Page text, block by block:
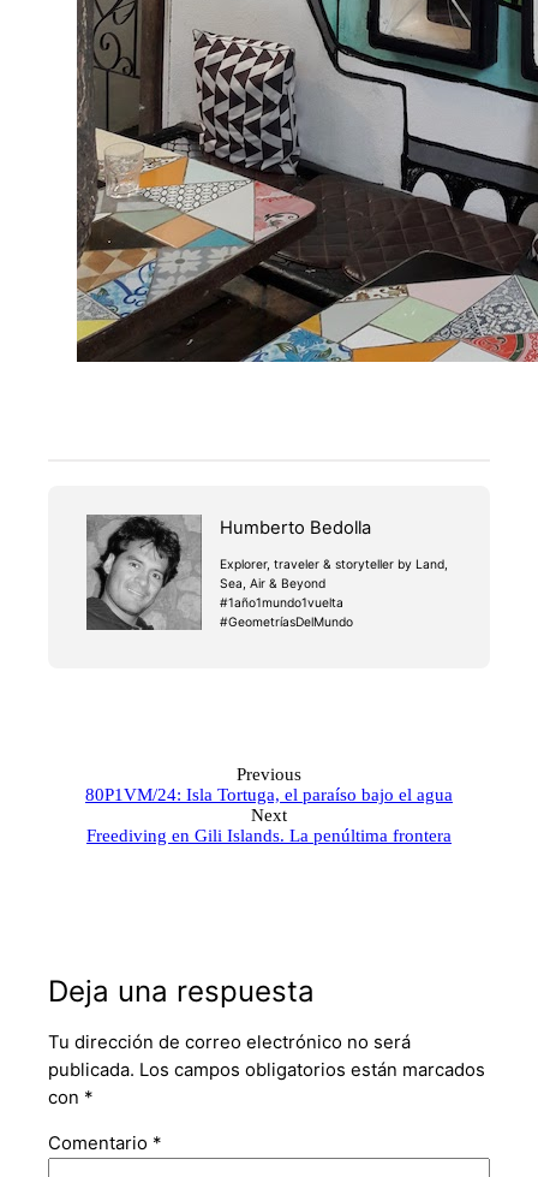
Humberto Bedolla
Explorer, traveler & storyteller by Land,
Sea, Air & Beyond
#1año1mundo1vuelta
#GeometríasDelMundo
Previous
80P1VM/24: Isla Tortuga, el paraíso bajo el agua
Next
Freediving en Gili Islands. La penúltima frontera
Deja una respuesta
Tu dirección de correo electrónico no será
publicada. Los campos obligatorios están marcados
con *
Comentario *